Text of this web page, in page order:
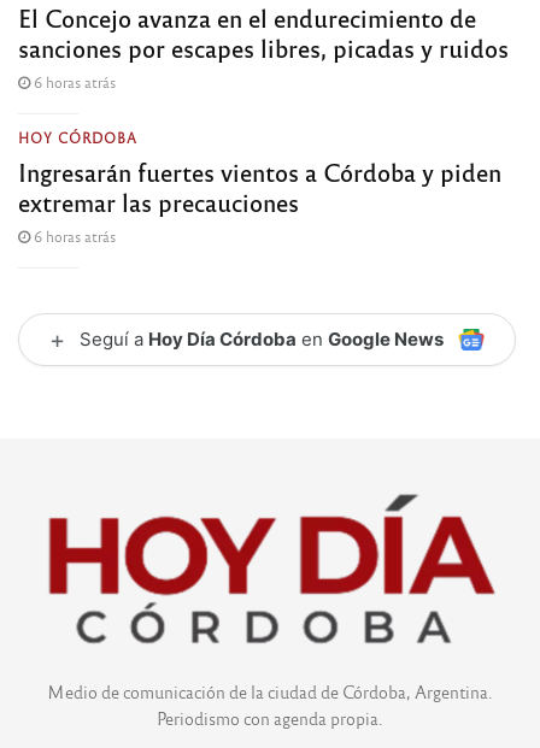
El Concejo avanza en el endurecimiento de
sanciones por escapes libres, picadas y ruidos
6 horas atrás
HOY CÓRDOBA
Ingresarán fuertes vientos a Córdoba y piden
extremar las precauciones
6 horas atrás
+ Seguí a Hoy Día Córdoba en Google News
Medio de comunicación de la ciudad de Córdoba, Argentina.
Periodismo con agenda propia.